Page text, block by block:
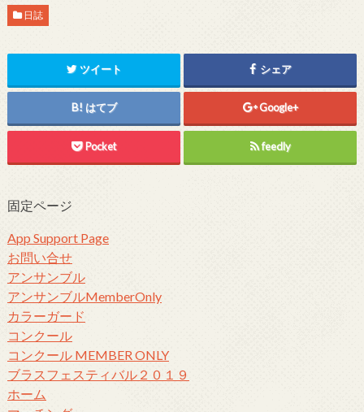
日誌
ツイート シェア
はてブ Google+
Pocket feedly
固定ページ
App Support Page
お問い合せ
アンサンブル
アンサンブルMemberOnly
カラーガード
コンクール
コンクール MEMBER ONLY
ブラスフェスティバル２０１９
ホーム